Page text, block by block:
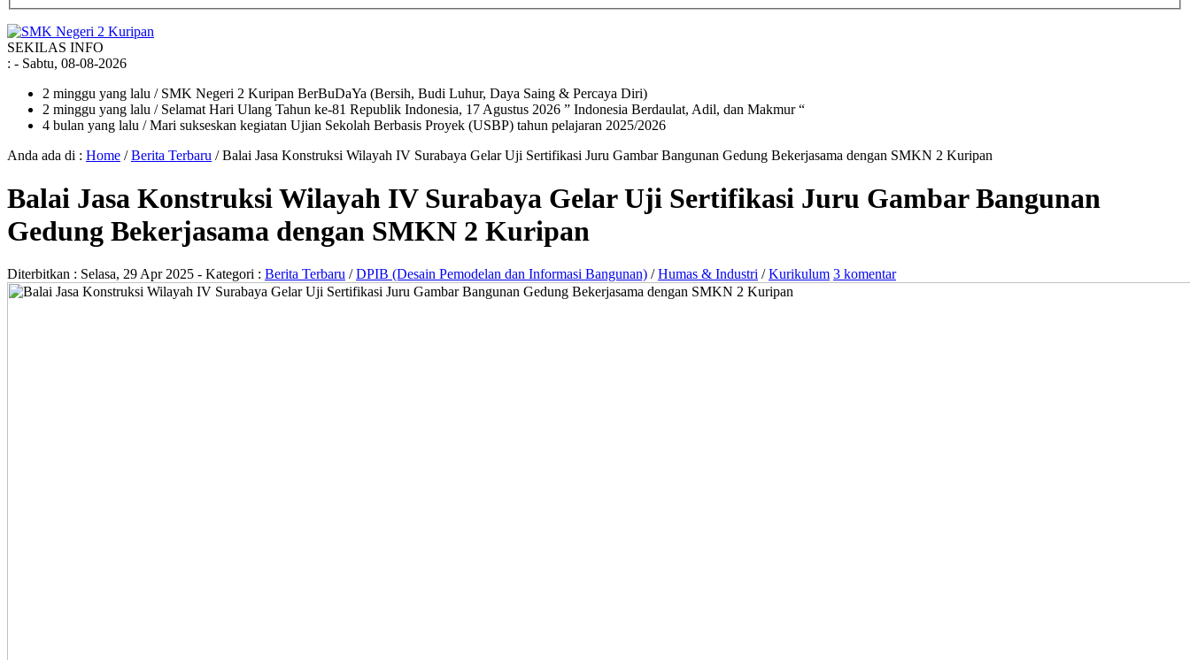
SEKILAS INFO
: - Sabtu, 08-08-2026
2 minggu yang lalu / SMK Negeri 2 Kuripan BerBuDaYa (Bersih, Budi Luhur, Daya Saing & Percaya Diri)
2 minggu yang lalu / Selamat Hari Ulang Tahun ke-81 Republik Indonesia, 17 Agustus 2026 ” Indonesia Berdaulat, Adil, dan Makmur “
4 bulan yang lalu / Mari sukseskan kegiatan Ujian Sekolah Berbasis Proyek (USBP) tahun pelajaran 2025/2026
Anda ada di : Home /Berita Terbaru /Balai Jasa Konstruksi Wilayah IV Surabaya Gelar Uji Sertifikasi Juru Gambar Bangunan Gedung Bekerjasama dengan SMKN 2 Kuripan
Balai Jasa Konstruksi Wilayah IV Surabaya Gelar Uji Sertifikasi Juru Gambar Bangunan
Gedung Bekerjasama dengan SMKN 2 Kuripan
Diterbitkan : Selasa, 29 Apr 2025 - Kategori : Berita Terbaru /DPIB (Desain Pemodelan dan Informasi Bangunan) /Humas & Industri /Kurikulum 3 komentar